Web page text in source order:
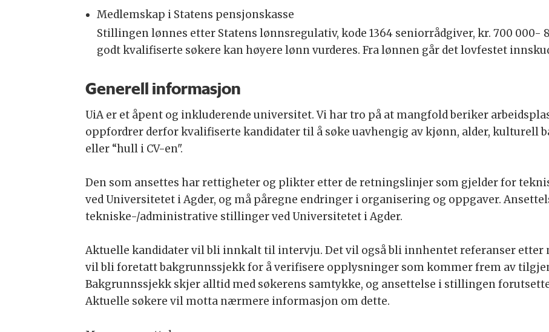
Medlemskap i Statens pensjonskasse
Stillingen lønnes etter Statens lønnsregulativ, kode 1364 seniorrådgiver, kr. 700 000-
godt kvalifiserte søkere kan høyere lønn vurderes. Fra lønnen går det lovfestet
Generell informasjon
UiA er et åpent og inkluderende universitet. Vi har tro på at mangfold beriker
oppfordrer derfor kvalifiserte kandidater til å søke uavhengig av kjønn, alder, kulturell
eller “hull i CV-en".
Den som ansettes har rettigheter og plikter etter de retningslinjer som gjelder for
ved Universitetet i Agder, og må påregne endringer i organisering og oppgaver.
tekniske-/administrative stillinger ved Universitetet i Agder.
Aktuelle kandidater vil bli innkalt til intervju. Det vil også bli innhentet referanser etter
vil bli foretatt bakgrunnssjekk for å verifisere opplysninger som kommer frem av
Bakgrunnssjekk skjer alltid med søkerens samtykke, og ansettelse i stillingen
Aktuelle søkere vil motta nærmere informasjon om dette.